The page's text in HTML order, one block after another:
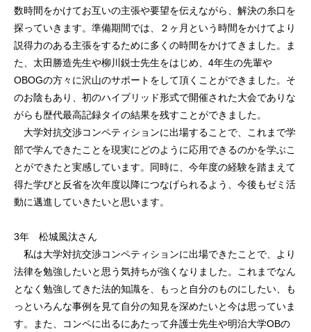
数時間をかけてお互いの主張や要望を伝えながら、解決の糸口を
探っていきます。準備期間では、２ヶ月という時間をかけてより
説得力のある主張をするために多くの時間をかけてきました。ま
た、太田勝造先生や柳川鋭士先生をはじめ、4年生の先輩や
OBOGの方々に沢山のサポートをして頂くことができました。そ
のお陰もあり、初のハイブリッド形式で開催された大会でありな
がらも歴代最高記録タイの結果を残すことができました。
大学対抗交渉コンペティションに出場することで、これまで学
部で学んできたことを現実にどのように応用できるのかを学ぶこ
とができたと実感しています。同時に、今年度の経験を踏まえて
得た学びと反省を次年度以降につなげられるよう、今後もゼミ活
動に邁進していきたいと思います。
3年 松城風汰さん
私は大学対抗交渉コンペティションに出場できたことで、より
法律を勉強したいと思う気持ちが強くなりました。これまでなん
となく勉強してきた法的知識を、もっと自分のものにしたい、も
っといろんな事例を見て自分の知見を深めたいと今は思っていま
す。また、コンペに出るにあたって弁護士先生や明治大学OBの